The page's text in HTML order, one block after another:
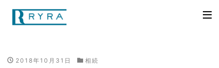
2018年10月31日
相続